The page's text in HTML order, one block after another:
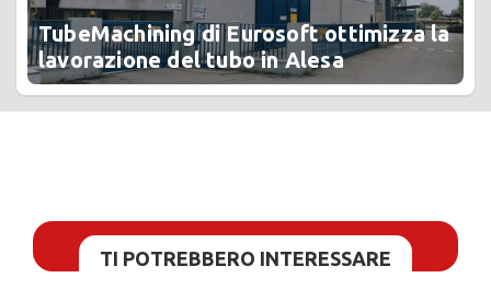
TubeMachining di Eurosoft ottimizza la
lavorazione del tubo in Alesa
TI POTREBBERO INTERESSARE